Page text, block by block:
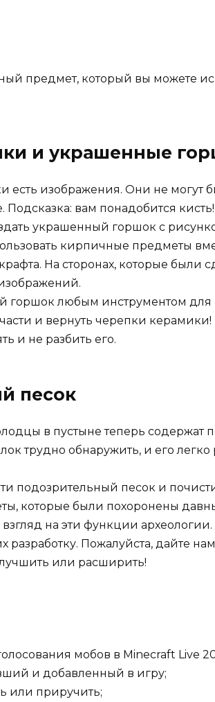
предмет, который вы можете
и украшенные
есть изображения. Они не могут
вам понадобится
украшенный горшок с
кирпичные предметы
На сторонах, которые были
горшок любым инструментом для
и вернуть черепки
и не разбить его.
песок
в пустыне теперь содержат
трудно обнаружить, и его легко
подозрительный песок и
которые были похоронены
на эти функции археологии.
Пожалуйста, дайте
или расширить!
мобов в Minecraft Live
и добавленный в игру;
или приручить;